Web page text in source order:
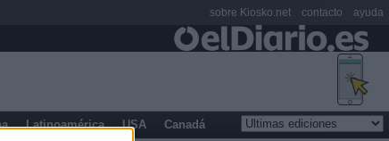
Latinoamérica USA Canadá
sobre Kiosko.net contacto ayuda